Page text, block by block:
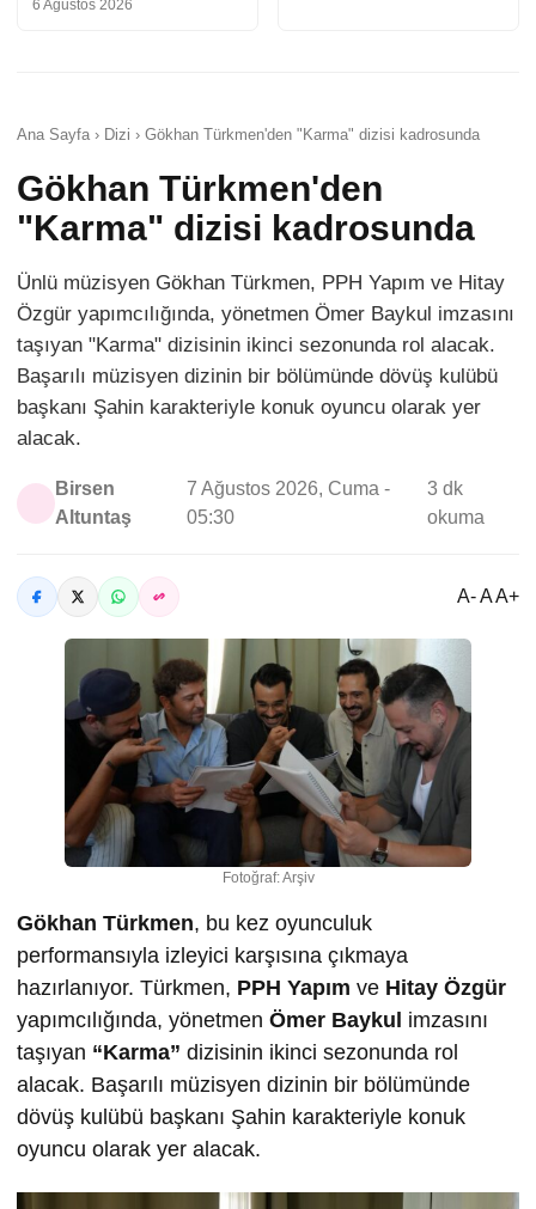
6 Ağustos 2026
Ana Sayfa › Dizi › Gökhan Türkmen'den "Karma" dizisi kadrosunda
Gökhan Türkmen'den
"Karma" dizisi kadrosunda
Ünlü müzisyen Gökhan Türkmen, PPH Yapım ve Hitay
Özgür yapımcılığında, yönetmen Ömer Baykul imzasını
taşıyan "Karma" dizisinin ikinci sezonunda rol alacak.
Başarılı müzisyen dizinin bir bölümünde dövüş kulübü
başkanı Şahin karakteriyle konuk oyuncu olarak yer
alacak.
Birsen
Altuntaş
7 Ağustos 2026, Cuma -
05:30
3 dk
okuma
A- A A+
Fotoğraf: Arşiv
Gökhan Türkmen, bu kez oyunculuk
performansıyla izleyici karşısına çıkmaya
hazırlanıyor. Türkmen, PPH Yapım ve Hitay Özgür
yapımcılığında, yönetmen Ömer Baykul imzasını
taşıyan “Karma” dizisinin ikinci sezonunda rol
alacak. Başarılı müzisyen dizinin bir bölümünde
dövüş kulübü başkanı Şahin karakteriyle konuk
oyuncu olarak yer alacak.